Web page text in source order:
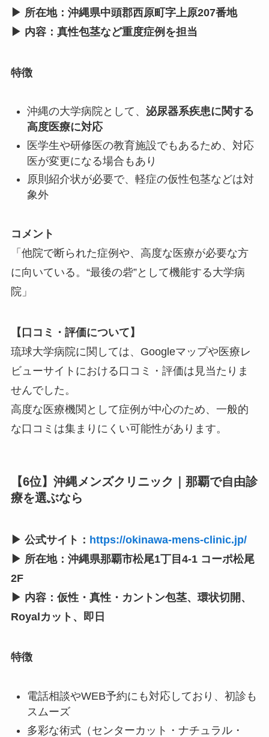
▶ 所在地：沖縄県中頭郡西原町字上原207番地
▶ 内容：真性包茎など重度症例を担当
特徴
沖縄の大学病院として、 泌尿器系疾患に関する
高度医療に対応
医学生や研修医の教育施設でもあるため、対応
医が変更になる場合もあり
原則紹介状が必要で、軽症の仮性包茎などは対
象外
コメント
「他院で断られた症例や、高度な医療が必要な方
に向いている。“最後の砦”として機能する大学病
院」
【口コミ・評価について】
琉球大学病院に関しては、Googleマップや医療レ
ビューサイトにおける口コミ・評価は見当たりま
せんでした。
高度な医療機関として症例が中心のため、一般的
な口コミは集まりにくい可能性があります。
【6位】沖縄メンズクリニック｜那覇で自由診
療を選ぶなら
▶ 公式サイト： https://okinawa-mens-clinic.jp/
▶ 所在地：沖縄県那覇市松尾1丁目4-1 コーポ松尾
2F
▶ 内容：仮性・真性・カントン包茎、環状切開、
Royalカット、即日
特徴
電話相談やWEB予約にも対応しており、初診も
スムーズ
多彩な術式（センターカット・ナチュラル・